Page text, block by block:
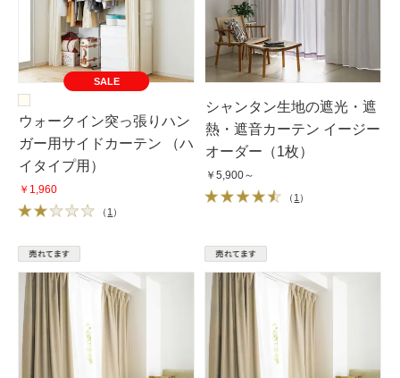
SALE
ウォークイン突っ張りハン
ガー用サイドカーテン （ハ
イタイプ用）
￥1,960
（ 1 ）
シャンタン生地の遮光・遮
熱・遮音カーテン イージー
オーダー（1枚）
￥5,900～
（1）